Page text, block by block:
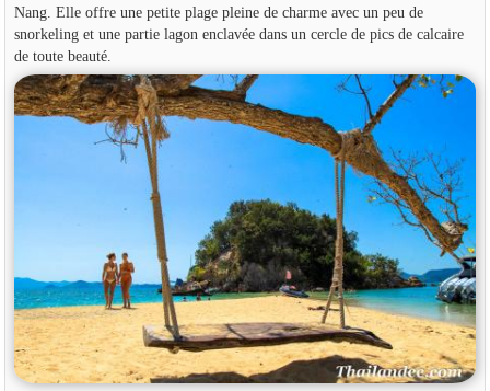
Nang. Elle offre une petite plage pleine de charme avec un peu de
snorkeling et une partie lagon enclavée dans un cercle de pics de calcaire
de toute beauté.